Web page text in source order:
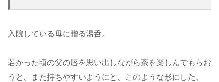
入院している母に贈る湯呑。
若かった頃の父の唇を思い出しながら茶を楽しんでもらお
うと、また持ちやすいようにと、このような形にした。